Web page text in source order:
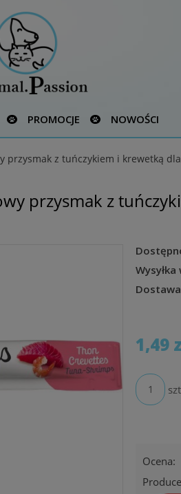
PROMOCJE NOWOŚCI
przysmak z tuńczykiem i krewetką
przysmak z
Wysyłka
1,49
Ocena: